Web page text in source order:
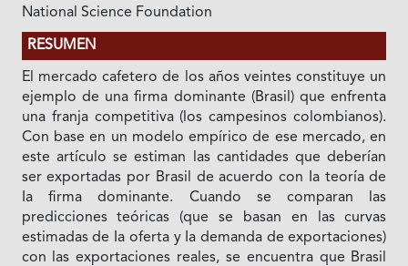
National Science Foundation
RESUMEN
El mercado cafetero de los años veintes constituye un
ejemplo de una firma dominante (Brasil) que enfrenta
una franja competitiva (los campesinos colombianos).
Con base en un modelo empírico de ese mercado, en
este artículo se estiman las cantidades que deberían
ser exportadas por Brasil de acuerdo con Ia teoría de
Ia firma dominante. Cuando se comparan las
predicciones teóricas (que se basan en las curvas
estimadas de Ia oferta y Ia demanda de exportaciones)
con las exportaciones reales, se encuentra que Brasil